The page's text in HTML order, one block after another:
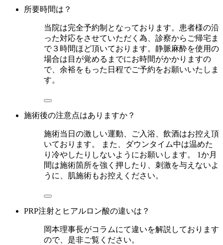
所要時間は？
当院は完全予約制となっております。患者様の沿
った対応をさせていただく為、診察からご帰宅ま
で３時間ほど頂いております。静脈麻酔を使用の
場合は目が覚めるまでにお時間がかかりますの
で、余裕をもった日程でご予約をお願いいたしま
す。
施術後の注意点はありますか？
施術当日の激しい運動、ご入浴、飲酒はお控え頂
いております。 また、ダウンタイム中は温めた
り冷やしたりしないようにお願いします。 1か月
間は施術箇所を強く押したり、刺激を与えないよ
うに、肌施術もお控えください。
PRP注射とヒアルロン酸の違いは？
岡本理事長がコラムにて違いを解説しております
ので、是非ご覧ください。